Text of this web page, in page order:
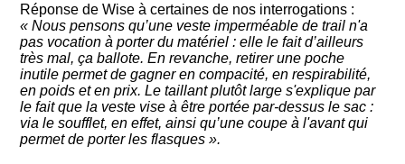
Réponse de Wise à certaines de nos interrogations :
« Nous pensons qu’une veste imperméable de trail n'a
pas vocation à porter du matériel : elle le fait d’ailleurs
très mal, ça ballote. En revanche, retirer une poche
inutile permet de gagner en compacité, en respirabilité,
en poids et en prix. Le taillant plutôt large s'explique par
le fait que la veste vise à être portée par-dessus le sac :
via le soufflet, en effet, ainsi qu’une coupe à l'avant qui
permet de porter les flasques ».